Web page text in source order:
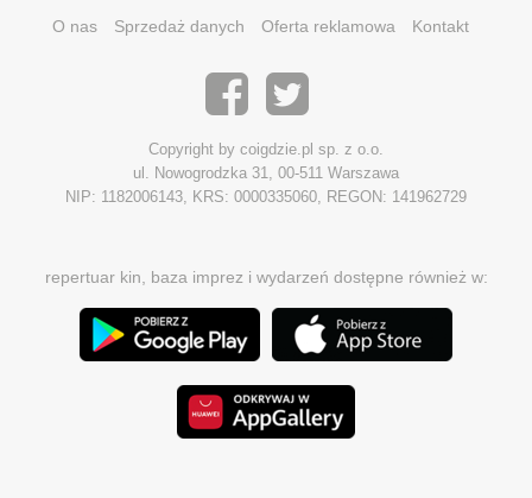
O nas Sprzedaż danych Oferta reklamowa Kontakt
Copyright by coigdzie.pl sp. z o.o.
ul. Nowogrodzka 31, 00-511 Warszawa
NIP: 1182006143, KRS: 0000335060, REGON: 141962729
repertuar kin, baza imprez i wydarzeń dostępne również w: